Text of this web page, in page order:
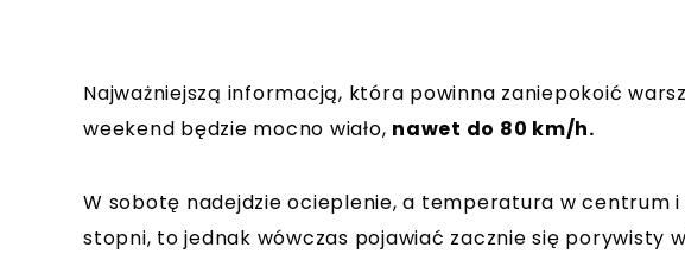
Najważniejszą informacją, która powinna zaniepokoić
weekend będzie mocno wiało, nawet do 80 km/h.
W sobotę nadejdzie ocieplenie, a temperatura w centrum i
stopni, to jednak wówczas pojawiać zacznie się porywisty